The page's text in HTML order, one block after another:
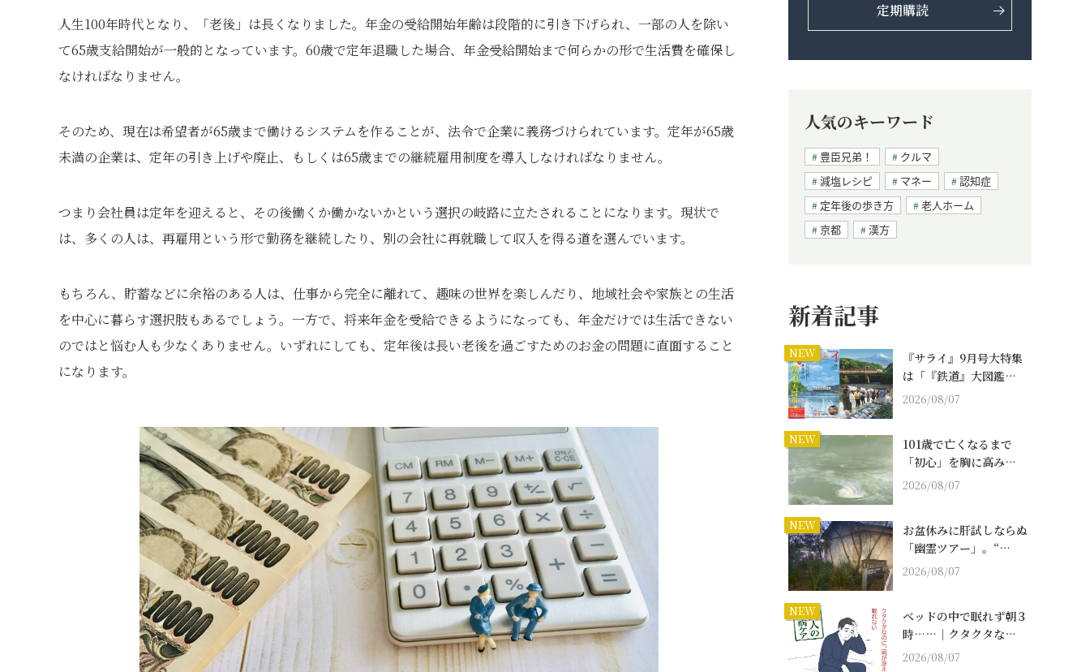
人生100年時代となり、「老後」は長くなりました。年金の受給開始年齢は段階的に引き下げられ、一部の人を除い
て65歳支給開始が一般的となっています。60歳で定年退職した場合、年金受給開始まで何らかの形で生活費を確保し
なければなりません。
そのため、現在は希望者が65歳まで働けるシステムを作ることが、法令で企業に義務づけられています。定年が65歳
未満の企業は、定年の引き上げや廃止、もしくは65歳までの継続雇用制度を導入しなければなりません。
つまり会社員は定年を迎えると、その後働くか働かないかという選択の岐路に立たされることになります。現状で
は、多くの人は、再雇用という形で勤務を継続したり、別の会社に再就職して収入を得る道を選んでいます。
もちろん、貯蓄などに余裕のある人は、仕事から完全に離れて、趣味の世界を楽しんだり、地域社会や家族との生活
を中心に暮らす選択肢もあるでしょう。一方で、将来年金を受給できるようになっても、年金だけでは生活できない
のではと悩む人も少なくありません。いずれにしても、定年後は長い老後を過ごすためのお金の問題に直面すること
になります。
定期購読
人気のキーワード
豊臣兄弟！
クルマ
減塩レシピ
マネー
認知症
定年後の歩き方
老人ホーム
京都
漢方
新着記事
NEW
『サライ』9月号大特集
は「『鉄道』大図鑑…
2026/08/07
NEW
101歳で亡くなるまで
「初心」を胸に高み…
2026/08/07
NEW
お盆休みに肝試しならぬ
「幽霊ツアー」。“…
2026/08/07
NEW
ベッドの中で眠れず朝３
時……｜クタクタな…
2026/08/07